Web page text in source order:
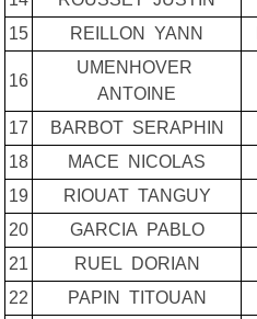
15
REILLON YANN
16
UMENHOVER
ANTOINE
17 BARBOT SERAPHIN
18
MACE NICOLAS
19
RIOUAT TANGUY
20
GARCIA PABLO
21
RUEL DORIAN
22
PAPIN TITOUAN